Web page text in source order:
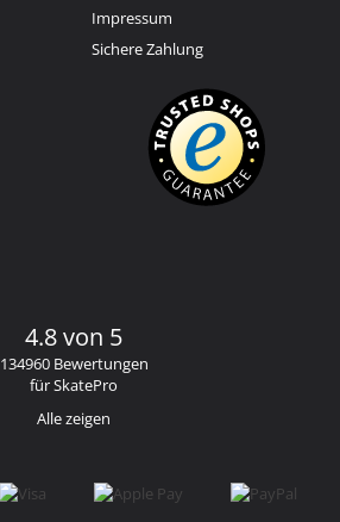
Impressum
Sichere Zahlung
4.8 von 5
134960 Bewertungen
für SkatePro
Alle zeigen